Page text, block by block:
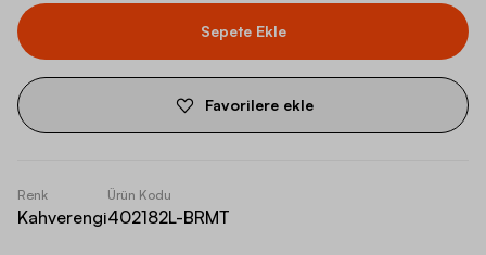
Sepete Ekle
Favorilere ekle
Renk
Kahverengi
Ürün Kodu
402182L-BRMT